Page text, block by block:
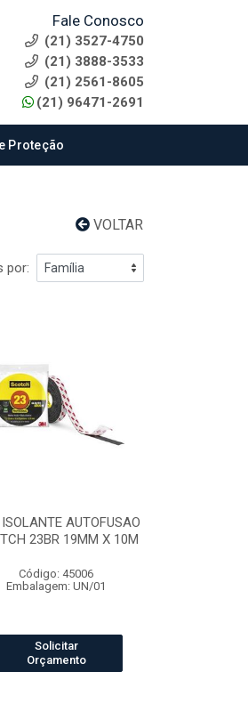
Fale Conosco
(21) 3527-4750
(21) 3888-3533
(21) 2561-8605
(21) 96471-2691
Proteção
VOLTAR
por:
AUTOFUSAO
23BR 19MM X 10M
Código: 45006
Embalagem: UN/01
Solicitar
Orçamento